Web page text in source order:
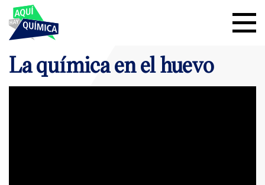
La química en el huevo